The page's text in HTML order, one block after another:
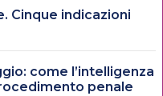
Cinque indicazioni
come l’intelligenza
penale